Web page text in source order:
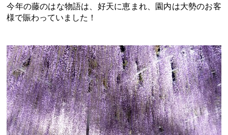
今年の藤のはな物語は、好天に恵まれ、園内は大勢のお客
様で賑わっていました！